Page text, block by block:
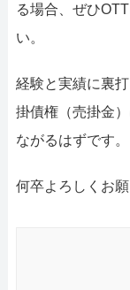
る場合、ぜひ
い。
経験と実績に裏
掛債権（売掛金
ながるはずです。
何卒よろしくお願